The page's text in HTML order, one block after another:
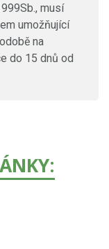
musí
umožňující
na
do 15 dnů od